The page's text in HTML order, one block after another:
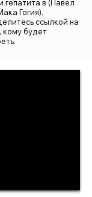
в (Павел
Гогия).
ссылкой на
кому будет